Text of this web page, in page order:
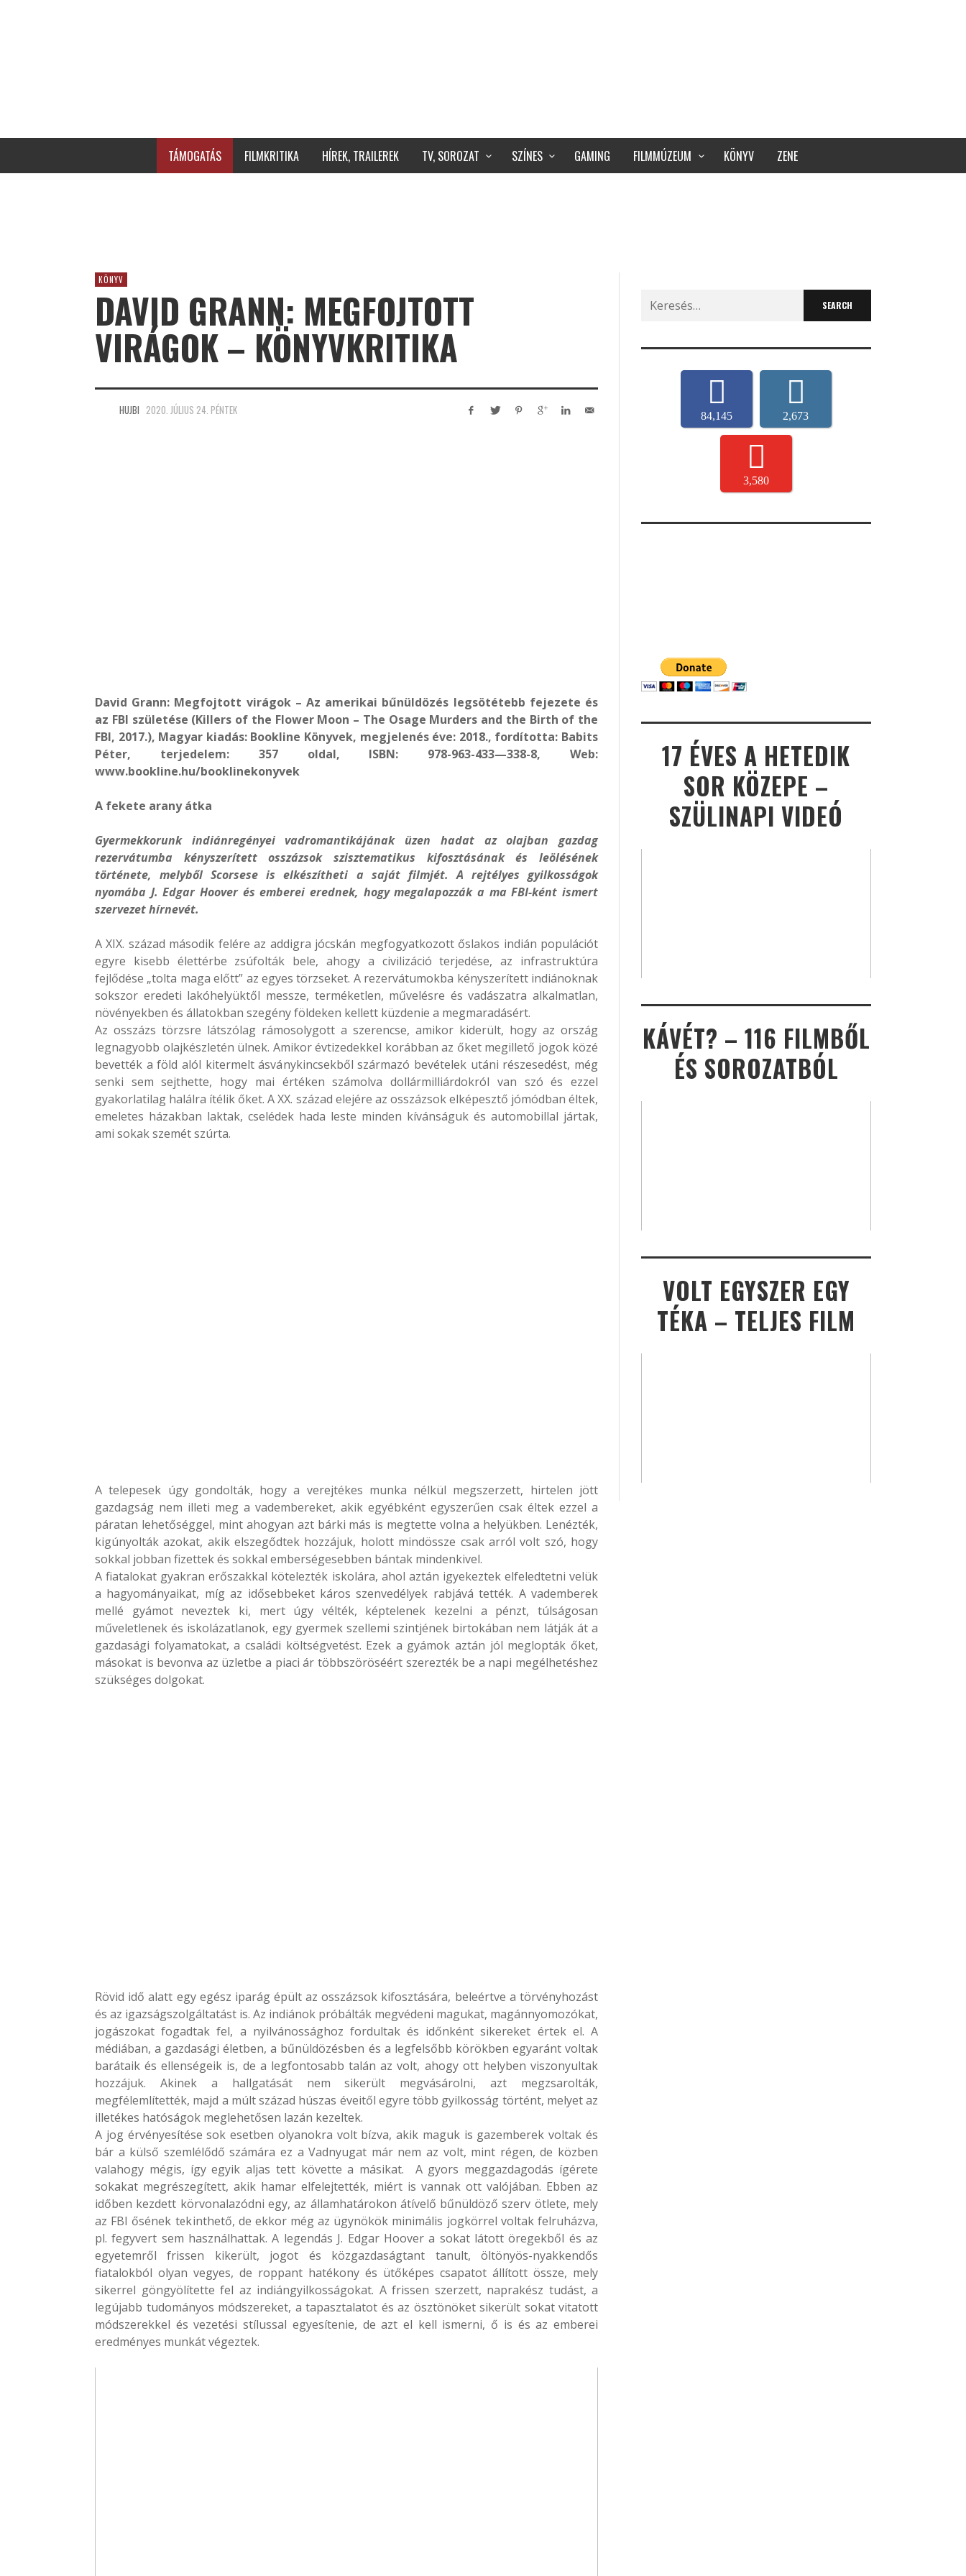
TÁMOGATÁS FILMKRITIKA HÍREK, TRAILEREK TV, SOROZAT SZÍNES GAMING FILMMÚZEUM KÖNYV ZENE
KÖNYV
DAVID GRANN: MEGFOJTOTT
VIRÁGOK – KÖNYVKRITIKA
HUJBI 2020. JÚLIUS 24. PÉNTEK
David Grann: Megfojtott virágok – Az amerikai bűnüldözés legsötétebb fejezete és
az FBI születése (Killers of the Flower Moon – The Osage Murders and the Birth of the
FBI, 2017.), Magyar kiadás: Bookline Könyvek, megjelenés éve: 2018., fordította: Babits
Péter, terjedelem: 357 oldal, ISBN: 978-963-433—338-8, Web:
www.bookline.hu/booklinekonyvek
A fekete arany átka
Gyermekkorunk indiánregényei vadromantikájának üzen hadat az olajban gazdag
rezervátumba kényszerített osszázsok szisztematikus kifosztásának és leölésének
története, melyből Scorsese is elkészítheti a saját filmjét. A rejtélyes gyilkosságok
nyomába J. Edgar Hoover és emberei erednek, hogy megalapozzák a ma FBI-ként ismert
szervezet hírnevét.
A XIX. század második felére az addigra jócskán megfogyatkozott őslakos indián populációt
egyre kisebb élettérbe zsúfolták bele, ahogy a civilizáció terjedése, az infrastruktúra
fejlődése „tolta maga előtt” az egyes törzseket. A rezervátumokba kényszerített indiánoknak
sokszor eredeti lakóhelyüktől messze, terméketlen, művelésre és vadászatra alkalmatlan,
növényekben és állatokban szegény földeken kellett küzdenie a megmaradásért.
Az osszázs törzsre látszólag rámosolygott a szerencse, amikor kiderült, hogy az ország
legnagyobb olajkészletén ülnek. Amikor évtizedekkel korábban az őket megillető jogok közé
bevették a föld alól kitermelt ásványkincsekből származó bevételek utáni részesedést, még
senki sem sejthette, hogy mai értéken számolva dollármilliárdokról van szó és ezzel
gyakorlatilag halálra ítélik őket. A XX. század elejére az osszázsok elképesztő jómódban éltek,
emeletes házakban laktak, cselédek hada leste minden kívánságuk és automobillal jártak,
ami sokak szemét szúrta.
A telepesek úgy gondolták, hogy a verejtékes munka nélkül megszerzett, hirtelen jött
gazdagság nem illeti meg a vadembereket, akik egyébként egyszerűen csak éltek ezzel a
páratan lehetőséggel, mint ahogyan azt bárki más is megtette volna a helyükben. Lenézték,
kigúnyolták azokat, akik elszegődtek hozzájuk, holott mindössze csak arról volt szó, hogy
sokkal jobban fizettek és sokkal emberségesebben bántak mindenkivel.
A fiatalokat gyakran erőszakkal kötelezték iskolára, ahol aztán igyekeztek elfeledtetni velük
a hagyományaikat, míg az idősebbeket káros szenvedélyek rabjává tették. A vademberek
mellé gyámot neveztek ki, mert úgy vélték, képtelenek kezelni a pénzt, túlságosan
műveletlenek és iskolázatlanok, egy gyermek szellemi szintjének birtokában nem látják át a
gazdasági folyamatokat, a családi költségvetést. Ezek a gyámok aztán jól meglopták őket,
másokat is bevonva az üzletbe a piaci ár többszöröséért szerezték be a napi megélhetéshez
szükséges dolgokat.
Rövid idő alatt egy egész iparág épült az osszázsok kifosztására, beleértve a törvényhozást
és az igazságszolgáltatást is. Az indiánok próbálták megvédeni magukat, magánnyomozókat,
jogászokat fogadtak fel, a nyilvánossághoz fordultak és időnként sikereket értek el. A
médiában, a gazdasági életben, a bűnüldözésben és a legfelsőbb körökben egyaránt voltak
barátaik és ellenségeik is, de a legfontosabb talán az volt, ahogy ott helyben viszonyultak
hozzájuk. Akinek a hallgatását nem sikerült megvásárolni, azt megzsarolták,
megfélemlítették, majd a múlt század húszas éveitől egyre több gyilkosság történt, melyet az
illetékes hatóságok meglehetősen lazán kezeltek.
A jog érvényesítése sok esetben olyanokra volt bízva, akik maguk is gazemberek voltak és
bár a külső szemlélődő számára ez a Vadnyugat már nem az volt, mint régen, de közben
valahogy mégis, így egyik aljas tett követte a másikat. A gyors meggazdagodás ígérete
sokakat megrészegített, akik hamar elfelejtették, miért is vannak ott valójában. Ebben az
időben kezdett körvonalazódni egy, az államhatárokon átívelő bűnüldöző szerv ötlete, mely
az FBI ősének tekinthető, de ekkor még az ügynökök minimális jogkörrel voltak felruházva,
pl. fegyvert sem használhattak. A legendás J. Edgar Hoover a sokat látott öregekből és az
egyetemről frissen kikerült, jogot és közgazdaságtant tanult, öltönyös-nyakkendős
fiatalokból olyan vegyes, de roppant hatékony és ütőképes csapatot állított össze, mely
sikerrel göngyölítette fel az indiángyilkosságokat. A frissen szerzett, naprakész tudást, a
legújabb tudományos módszereket, a tapasztalatot és az ösztönöket sikerült sokat vitatott
módszerekkel és vezetési stílussal egyesítenie, de azt el kell ismerni, ő is és az emberei
eredményes munkát végeztek.
Search
for:
84,145 2,673
3,580
17 ÉVES A HETEDIK
SOR KÖZEPE –
SZÜLINAPI VIDEÓ
KÁVÉT? – 116 FILMBŐL
ÉS SOROZATBÓL
VOLT EGYSZER EGY
TÉKA – TELJES FILM